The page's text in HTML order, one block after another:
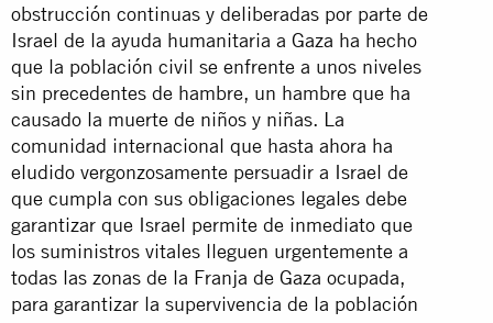
obstrucción continuas y deliberadas por parte de
Israel de la ayuda humanitaria a Gaza ha hecho
que la población civil se enfrente a unos niveles
sin precedentes de hambre, un hambre que ha
causado la muerte de niños y niñas. La
comunidad internacional que hasta ahora ha
eludido vergonzosamente persuadir a Israel de
que cumpla con sus obligaciones legales debe
garantizar que Israel permite de inmediato que
los suministros vitales lleguen urgentemente a
todas las zonas de la Franja de Gaza ocupada,
para garantizar la supervivencia de la población